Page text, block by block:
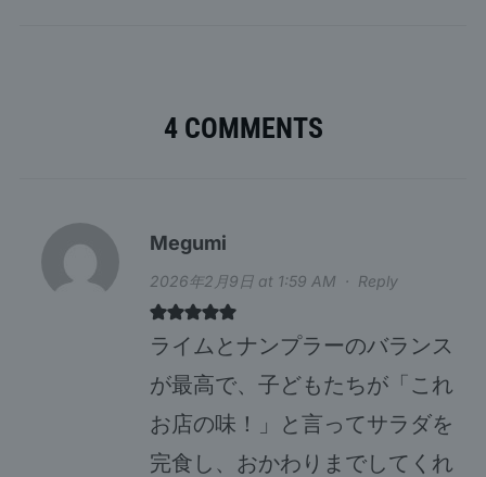
4 COMMENTS
Megumi
2026年2月9日 at 1:59 AM · Reply
ライムとナンプラーのバランス
が最高で、子どもたちが「これ
お店の味！」と言ってサラダを
完食し、おかわりまでしてくれ